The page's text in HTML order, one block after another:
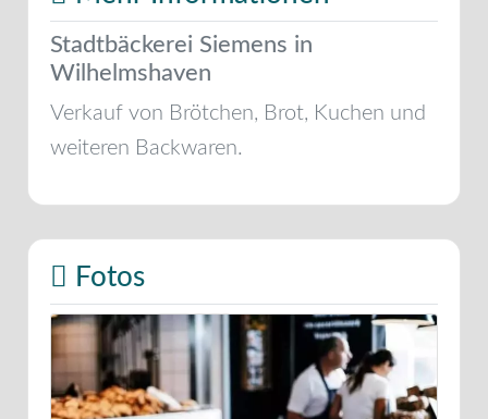
Stadtbäckerei Siemens in
Wilhelmshaven
Verkauf von Brötchen, Brot, Kuchen und
weiteren Backwaren.
Fotos